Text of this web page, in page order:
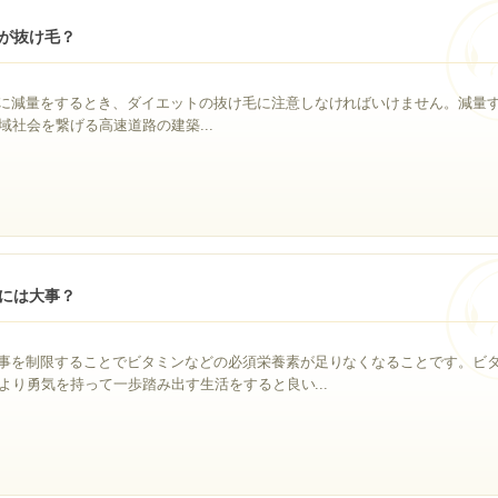
抜け毛？
減量をするとき、ダイエットの抜け毛に注意しなければいけません。減量
社会を繋げる高速道路の建築...
は大事？
を制限することでビタミンなどの必須栄養素が足りなくなることです。ビ
り勇気を持って一歩踏み出す生活をすると良い...